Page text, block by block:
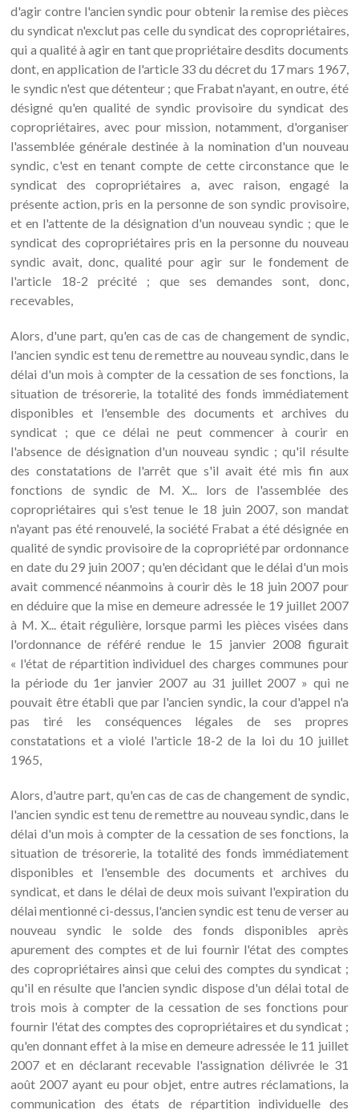
d'agir contre l'ancien syndic pour obtenir la remise des pièces
du syndicat n'exclut pas celle du syndicat des copropriétaires,
qui a qualité à agir en tant que propriétaire desdits documents
dont, en application de l'article 33 du décret du 17 mars 1967,
le syndic n'est que détenteur ; que Frabat n'ayant, en outre, été
désigné qu'en qualité de syndic provisoire du syndicat des
copropriétaires, avec pour mission, notamment, d'organiser
l'assemblée générale destinée à la nomination d'un nouveau
syndic, c'est en tenant compte de cette circonstance que le
syndicat des copropriétaires a, avec raison, engagé la
présente action, pris en la personne de son syndic provisoire,
et en l'attente de la désignation d'un nouveau syndic ; que le
syndicat des copropriétaires pris en la personne du nouveau
syndic avait, donc, qualité pour agir sur le fondement de
l'article 18-2 précité ; que ses demandes sont, donc,
recevables,
Alors, d'une part, qu'en cas de cas de changement de syndic,
l'ancien syndic est tenu de remettre au nouveau syndic, dans le
délai d'un mois à compter de la cessation de ses fonctions, la
situation de trésorerie, la totalité des fonds immédiatement
disponibles et l'ensemble des documents et archives du
syndicat ; que ce délai ne peut commencer à courir en
l'absence de désignation d'un nouveau syndic ; qu'il résulte
des constatations de l'arrêt que s'il avait été mis fin aux
fonctions de syndic de M. X... lors de l'assemblée des
copropriétaires qui s'est tenue le 18 juin 2007, son mandat
n'ayant pas été renouvelé, la société Frabat a été désignée en
qualité de syndic provisoire de la copropriété par ordonnance
en date du 29 juin 2007 ; qu'en décidant que le délai d'un mois
avait commencé néanmoins à courir dès le 18 juin 2007 pour
en déduire que la mise en demeure adressée le 19 juillet 2007
à M. X... était régulière, lorsque parmi les pièces visées dans
l'ordonnance de référé rendue le 15 janvier 2008 figurait
« l'état de répartition individuel des charges communes pour
la période du 1er janvier 2007 au 31 juillet 2007 » qui ne
pouvait être établi que par l'ancien syndic, la cour d'appel n'a
pas tiré les conséquences légales de ses propres
constatations et a violé l'article 18-2 de la loi du 10 juillet
1965,
Alors, d'autre part, qu'en cas de cas de changement de syndic,
l'ancien syndic est tenu de remettre au nouveau syndic, dans le
délai d'un mois à compter de la cessation de ses fonctions, la
situation de trésorerie, la totalité des fonds immédiatement
disponibles et l'ensemble des documents et archives du
syndicat, et dans le délai de deux mois suivant l'expiration du
délai mentionné ci-dessus, l'ancien syndic est tenu de verser au
nouveau syndic le solde des fonds disponibles après
apurement des comptes et de lui fournir l'état des comptes
des copropriétaires ainsi que celui des comptes du syndicat ;
qu'il en résulte que l'ancien syndic dispose d'un délai total de
trois mois à compter de la cessation de ses fonctions pour
fournir l'état des comptes des copropriétaires et du syndicat ;
qu'en donnant effet à la mise en demeure adressée le 11 juillet
2007 et en déclarant recevable l'assignation délivrée le 31
août 2007 ayant eu pour objet, entre autres réclamations, la
communication des états de répartition individuelle des